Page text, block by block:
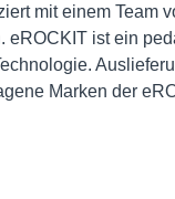
mit einem Team
eROCKIT ist ein
Marken der